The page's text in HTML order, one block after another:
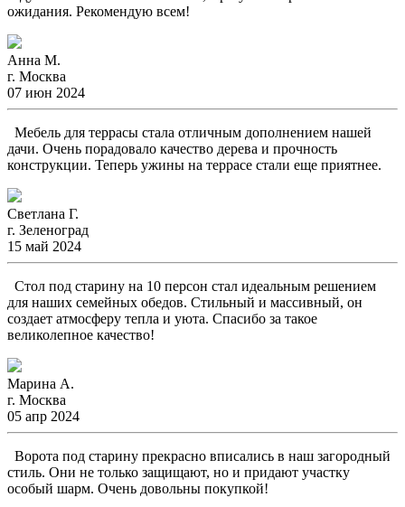
ожидания. Рекомендую всем!
Анна М.
г. Москва
07 июн 2024
Мебель для террасы стала отличным дополнением нашей
дачи. Очень порадовало качество дерева и прочность
конструкции. Теперь ужины на террасе стали еще приятнее.
Светлана Г.
г. Зеленоград
15 май 2024
Стол под старину на 10 персон стал идеальным решением
для наших семейных обедов. Стильный и массивный, он
создает атмосферу тепла и уюта. Спасибо за такое
великолепное качество!
Марина А.
г. Москва
05 апр 2024
Ворота под старину прекрасно вписались в наш загородный
стиль. Они не только защищают, но и придают участку
особый шарм. Очень довольны покупкой!